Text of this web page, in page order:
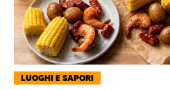
LUOGHI E SAPORI